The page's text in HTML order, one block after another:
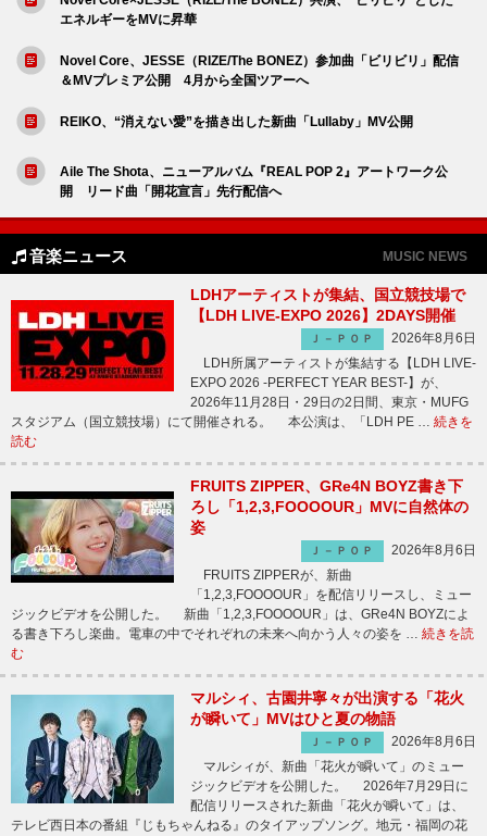
エネルギーをMVに昇華
Novel Core、JESSE（RIZE/The BONEZ）参加曲「ビリビリ」配信
＆MVプレミア公開 4月から全国ツアーへ
REIKO、“消えない愛”を描き出した新曲「Lullaby」MV公開
Aile The Shota、ニューアルバム『REAL POP 2』アートワーク公
開 リード曲「開花宣言」先行配信へ
音楽ニュース MUSIC NEWS
LDHアーティストが集結、国立競技場で
【LDH LIVE-EXPO 2026】2DAYS開催
Ｊ－ＰＯＰ
2026年8月6日
LDH所属アーティストが集結する【LDH LIVE-
EXPO 2026 -PERFECT YEAR BEST-】が、
2026年11月28日・29日の2日間、東京・MUFG
スタジアム（国立競技場）にて開催される。 本公演は、「LDH PE … 続きを
読む
FRUITS ZIPPER、GRe4N BOYZ書き下
ろし「1,2,3,FOOOOUR」MVに自然体の
姿
Ｊ－ＰＯＰ
2026年8月6日
FRUITS ZIPPERが、新曲
「1,2,3,FOOOOUR」を配信リリースし、ミュー
ジックビデオを公開した。 新曲「1,2,3,FOOOOUR」は、GRe4N BOYZによ
る書き下ろし楽曲。電車の中でそれぞれの未来へ向かう人々の姿を … 続きを読
む
マルシィ、古園井寧々が出演する「花火
が瞬いて」MVはひと夏の物語
Ｊ－ＰＯＰ
2026年8月6日
マルシィが、新曲「花火が瞬いて」のミュー
ジックビデオを公開した。 2026年7月29日に
配信リリースされた新曲「花火が瞬いて」は、
テレビ西日本の番組『じもちゃんねる』のタイアップソング。地元・福岡の花